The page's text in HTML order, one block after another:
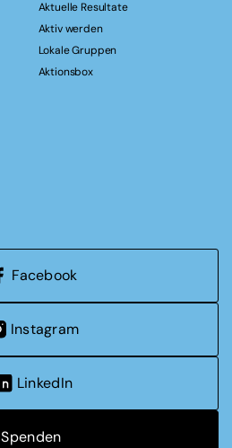
Aktuelle Resultate
Aktiv werden
Lokale Gruppen
Aktionsbox
Facebook
Instagram
LinkedIn
Spenden